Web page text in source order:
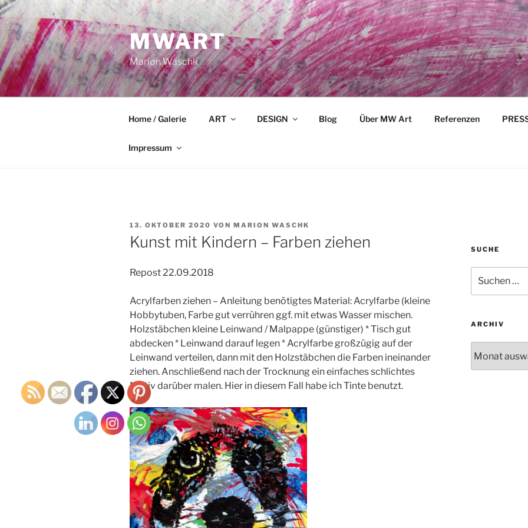
Zum
Inhalt
springen
MWART
Marion Waschk
Home / Galerie ART DESIGN Blog Über MW Art Referenzen
Impressum
VERÖFFENTLICHT
AM
13. OKTOBER 2020 VON MARION WASCHK
Kunst mit Kindern – Farben ziehen
Repost 22.09.2018
Acrylfarben ziehen – Anleitung benötigtes Material: Acrylfarbe (kleine
Hobbytuben, Farbe gut verrühren ggf. mit etwas Wasser mischen.
Holzstäbchen kleine Leinwand / Malpappe (günstiger) * Tisch gut
abdecken * Leinwand darauf legen * Acrylfarbe großzügig auf der
Leinwand verteilen, dann mit den Holzstäbchen die Farben ineinander
ziehen. Anschließend nach der Trocknung ein einfaches schlichtes
Motiv darüber malen. Hier in diesem Fall habe ich Tinte benutzt.
SUCHE
nach:
ARCHIV